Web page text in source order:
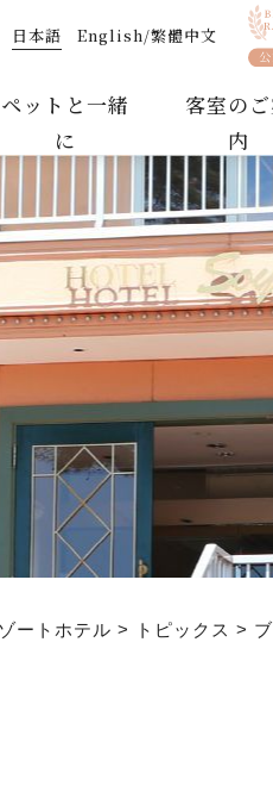
ぜ｜ペットと泊まれるリゾ
日本語 English/繁體中文
ペットと一緒
に
客室の
内
ートホテル > トピックス >